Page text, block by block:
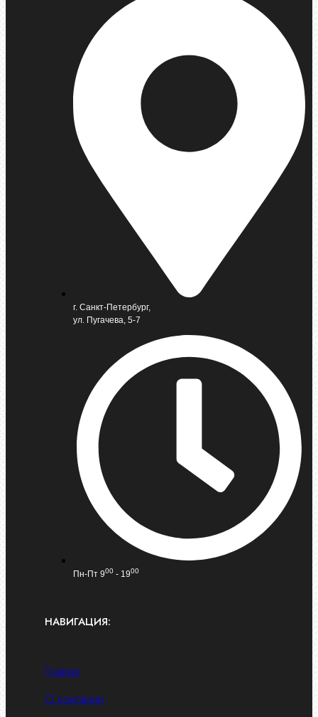
г. Санкт-Петербург,
ул. Пугачева, 5-7
Пн-Пт 900 - 1900
НАВИГАЦИЯ:
Главная
О компании